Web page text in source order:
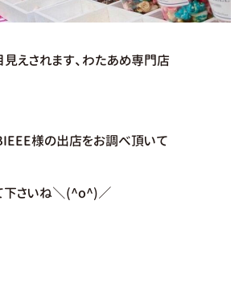
えされます、わたあめ専門店
様の出店をお調べ頂いて
下さいね＼(^o^)／